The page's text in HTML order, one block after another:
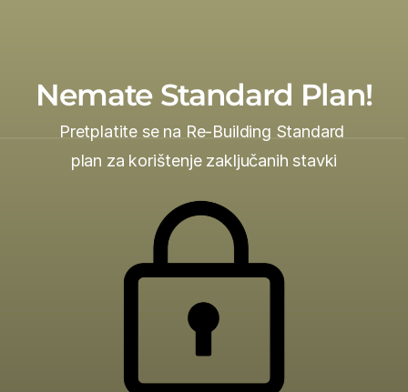
Nemate Standard Plan!
Pretplatite se na Re-Building Standard
plan za korištenje zaključanih stavki